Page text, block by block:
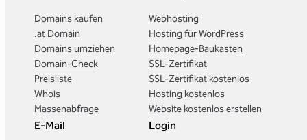
Domains kaufen
.at Domain
Domains umziehen
Domain-Check
Preisliste
Whois
Massenabfrage
Webhosting
Hosting für WordPress
Homepage-Baukasten
SSL-Zertifikat
SSL-Zertifikat kostenlos
Hosting kostenlos
Website kostenlos erstellen
E-Mail Login